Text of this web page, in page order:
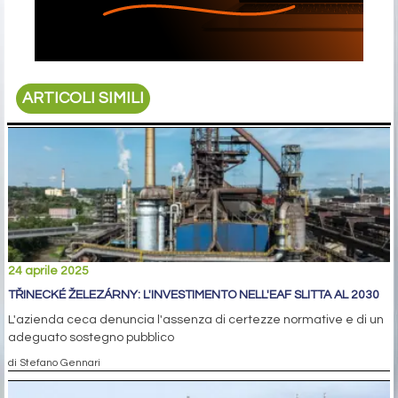
ARTICOLI SIMILI
24 aprile 2025
TŘINECKÉ ŽELEZÁRNY: L'INVESTIMENTO NELL'EAF SLITTA AL 2030
L'azienda ceca denuncia l'assenza di certezze normative e di un
adeguato sostegno pubblico
di Stefano Gennari